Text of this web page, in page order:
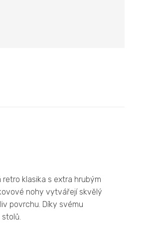
klasika s extra hrubým
nohy vytvářejí skvělý
povrchu. Díky svému